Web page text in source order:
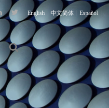
English 中文简体 Español